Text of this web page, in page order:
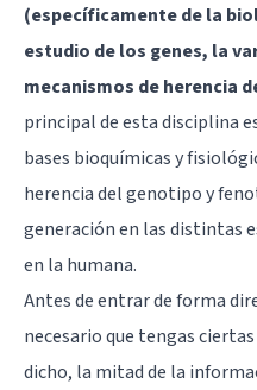
(específicamente de la
estudio de los genes, la
mecanismos de herencia
principal de esta disciplina
bases bioquímicas y
herencia del genotipo y
generación en las distintas
en la humana.
Antes de entrar de forma
necesario que tengas
dicho, la mitad de la